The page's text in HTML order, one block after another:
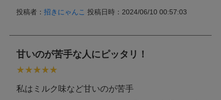
投稿者：招きにゃんこ 投稿日時：2024/06/10 00:57:03
甘いのが苦手な人にピッタリ！
私はミルク味など甘いのが苦手